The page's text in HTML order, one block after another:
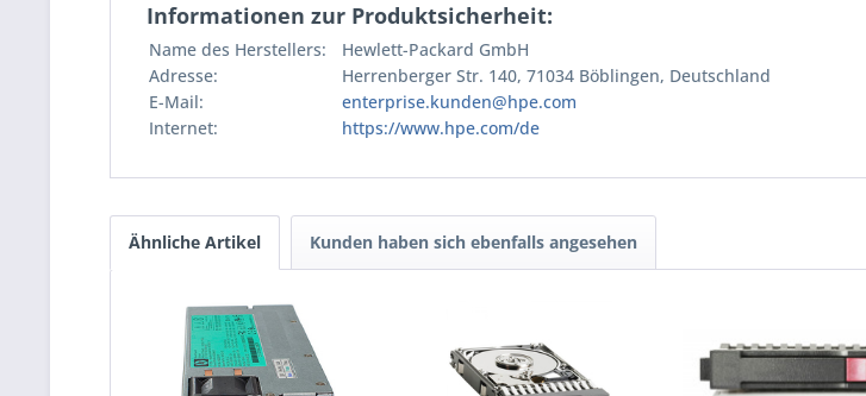
Informationen zur Produktsicherheit:
Name des Herstellers:
Hewlett-Packard GmbH
Adresse:
Herrenberger Str. 140, 71034 Böblingen, Deutschland
E-Mail:
enterprise.kunden@hpe.com
Internet:
https://www.hpe.com/de
Ähnliche Artikel Kunden haben sich ebenfalls angesehen